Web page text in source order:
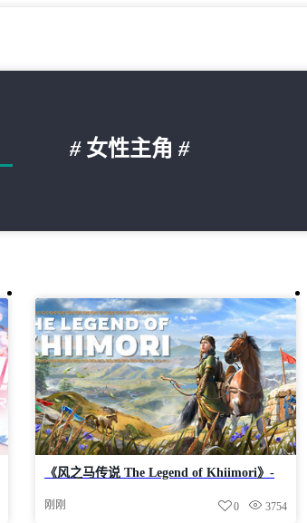
#女性主角 #
《风之马传说 The Legend of Khiimori》-
刚刚 3754
0